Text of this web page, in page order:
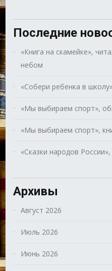
Последние
«Книга на скамейке»,
небом
«Собери ребенка в
«Мы выбираем спорт»,
«Мы выбираем спорт»,
«Сказки народов
Архивы
Август 2026
Июль 2026
Июнь 2026